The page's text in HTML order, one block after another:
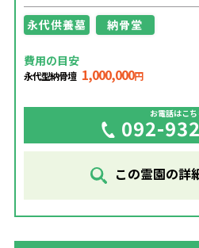
永代供養墓 納骨堂
費用の目安
永代型納骨壇 1,000,000円
お電話はこち
092-
この霊園の詳